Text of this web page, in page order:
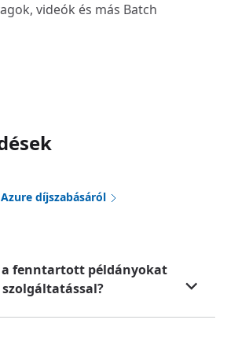
videók és más Batch
díjszabásáról
fenntartott példányokat